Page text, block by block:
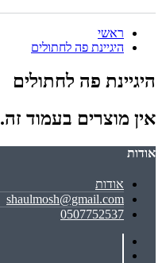
ראשי
היגיינת פה לחתולים
היגיינת פה לחתולים
אין מוצרים בעמוד זה.
אודות
אודות
shaulmosh@gmail.com
0507752537